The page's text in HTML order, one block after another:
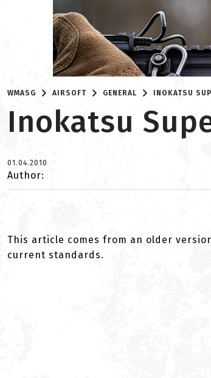
WMASG AIRSOFT GENERAL INOKATSU
Inokatsu
01.04.2010
Author:
This article comes from an older
current standards.